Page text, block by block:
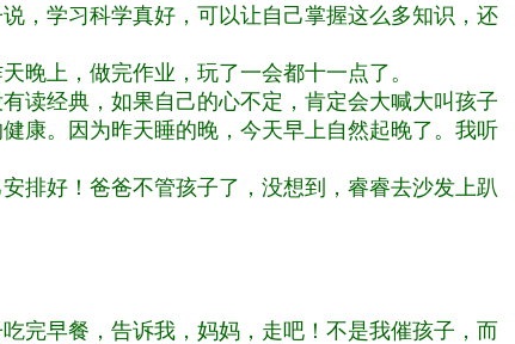
，学习科学真好，可以让自己掌握这么多知识，还
晚上，做完作业，玩了一会都十一点了。
读经典，如果自己的心不定，肯定会大喊大叫孩子
康。因为昨天睡的晚，今天早上自然起晚了。我听
排好！爸爸不管孩子了，没想到，睿睿去沙发上趴
完早餐，告诉我，妈妈，走吧！不是我催孩子，而